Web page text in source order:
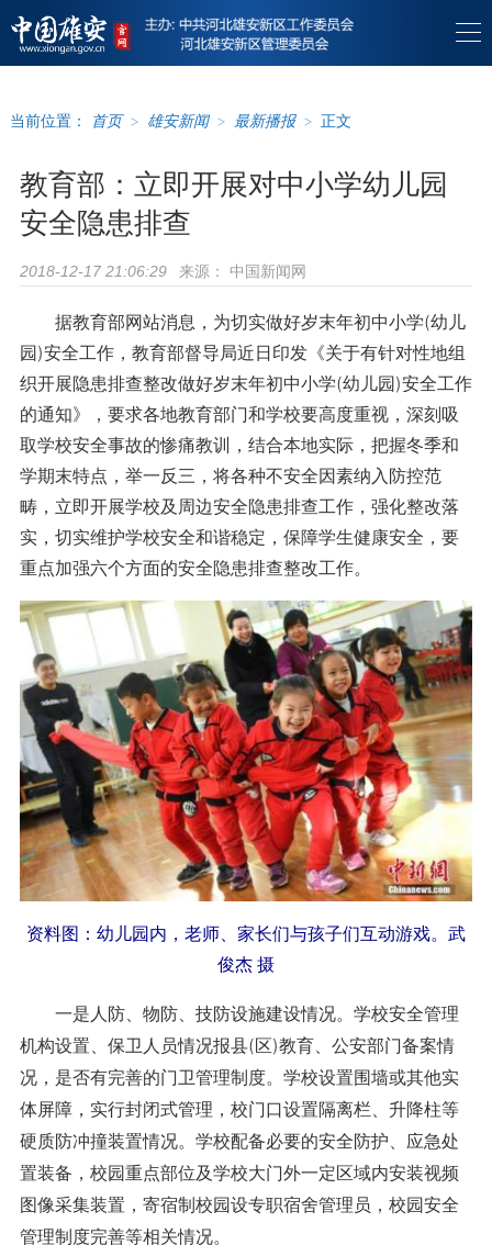
当前位置： 首页 > 雄安新闻 > 最新播报 > 正文
教育部：立即开展对中小学幼儿园
安全隐患排查
2018-12-17 21:06:29 来源： 中国新闻网
据教育部网站消息，为切实做好岁末年初中小学(幼儿
园)安全工作，教育部督导局近日印发《关于有针对性地组
织开展隐患排查整改做好岁末年初中小学(幼儿园)安全工作
的通知》，要求各地教育部门和学校要高度重视，深刻吸
取学校安全事故的惨痛教训，结合本地实际，把握冬季和
学期末特点，举一反三，将各种不安全因素纳入防控范
畴，立即开展学校及周边安全隐患排查工作，强化整改落
实，切实维护学校安全和谐稳定，保障学生健康安全，要
重点加强六个方面的安全隐患排查整改工作。
资料图：幼儿园内，老师、家长们与孩子们互动游戏。武
俊杰 摄
一是人防、物防、技防设施建设情况。学校安全管理
机构设置、保卫人员情况报县(区)教育、公安部门备案情
况，是否有完善的门卫管理制度。学校设置围墙或其他实
体屏障，实行封闭式管理，校门口设置隔离栏、升降柱等
硬质防冲撞装置情况。学校配备必要的安全防护、应急处
置装备，校园重点部位及学校大门外一定区域内安装视频
图像采集装置，寄宿制校园设专职宿舍管理员，校园安全
管理制度完善等相关情况。